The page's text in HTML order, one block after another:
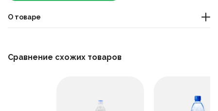
О товаре
Сравнение схожих товаров